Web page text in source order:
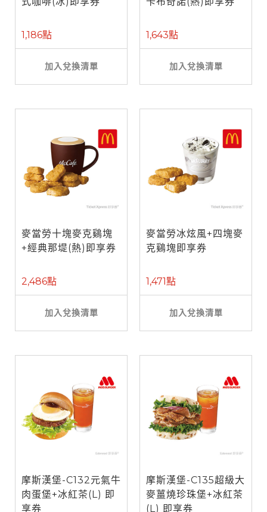
1,186點
加入兌換清單
1,643點
加入兌換清單
麥當勞十塊麥克鷄塊
+經典那堤(熱)即享券
2,486點
加入兌換清單
麥當勞冰炫風+四塊麥
克鷄塊即享券
1,471點
加入兌換清單
摩斯漢堡-C132元氣牛
肉蛋堡+冰紅茶(L) 即
享券
摩斯漢堡-C135超級大
麥薑燒珍珠堡+冰紅茶
(L) 即享券